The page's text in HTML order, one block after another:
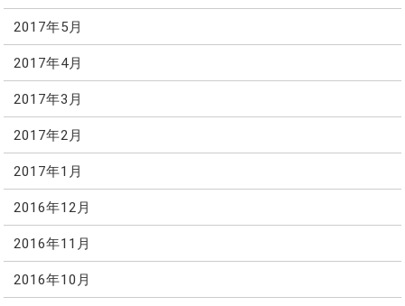
2017年5月
2017年4月
2017年3月
2017年2月
2017年1月
2016年12月
2016年11月
2016年10月